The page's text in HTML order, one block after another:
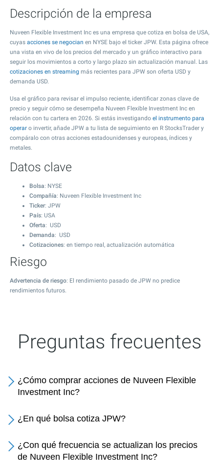
Descripción de la empresa
Nuveen Flexible Investment Inc es una empresa que cotiza en bolsa de USA,
cuyas acciones se negocian en NYSE bajo el ticker JPW. Esta página ofrece
una vista en vivo de los precios del mercado y un gráfico interactivo para
seguir los movimientos a corto y largo plazo sin actualización manual. Las
cotizaciones en streaming más recientes para JPW son oferta USD y
demanda USD.
Usa el gráfico para revisar el impulso reciente, identificar zonas clave de
precio y seguir cómo se desempeña Nuveen Flexible Investment Inc en
relación con tu cartera en 2026. Si estás investigando el instrumento para
operar o invertir, añade JPW a tu lista de seguimiento en R StocksTrader y
compáralo con otras acciones estadounidenses y europeas, índices y
metales.
Datos clave
Bolsa: NYSE
Compañía: Nuveen Flexible Investment Inc
Ticker: JPW
País: USA
Oferta: USD
Demanda: USD
Cotizaciones: en tiempo real, actualización automática
Riesgo
Advertencia de riesgo: El rendimiento pasado de JPW no predice
rendimientos futuros.
Preguntas frecuentes
¿Cómo comprar acciones de Nuveen Flexible
Investment Inc?
¿En qué bolsa cotiza JPW?
¿Con qué frecuencia se actualizan los precios
de Nuveen Flexible Investment Inc?